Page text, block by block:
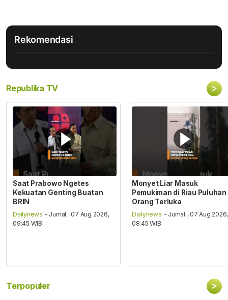
Rekomendasi
Republika TV >
Saat Prabowo Ngetes
Kekuatan Genting Buatan
BRIN
Dailynews - Jumat , 07 Aug 2026,
09:45 WIB
Monyet Liar Masuk
Pemukiman di Riau Puluhan
Orang Terluka
Dailynews - Jumat , 07 Aug 2026,
08:45 WIB
Terpopuler >